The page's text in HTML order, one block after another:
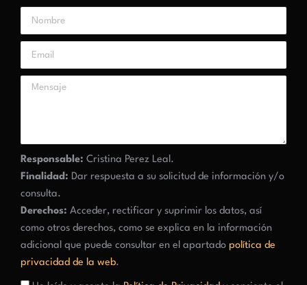
Responsable: Cristina Perez Leal.
Finalidad: Dar respuesta a su solicitud de información y/o
consulta.
Derechos: Acceder, rectificar y suprimir los datos, así
como otros derechos, como se explica en la información
adicional que puede consultar en el apartado política de
privacidad de la web.